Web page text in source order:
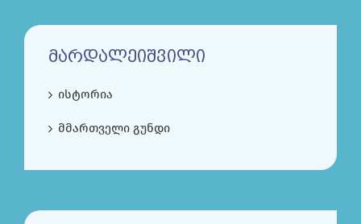
ᲛᲐᲠᲓᲐᲚᲔᲘᲨᲕᲘᲚᲘ
ისტორია
მმართველი გუნდი